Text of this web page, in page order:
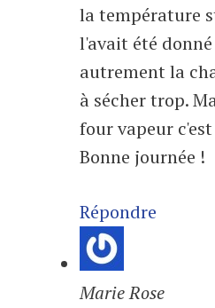
la température
l'avait été
autrement la
à sécher trop.
four vapeur
Bonne journée !
Répondre
Marie Rose